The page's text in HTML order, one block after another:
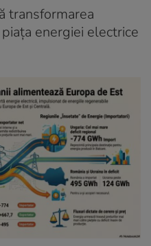
transformarea
energiei electrice